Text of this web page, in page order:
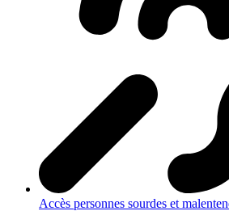
Accès personnes sourdes et